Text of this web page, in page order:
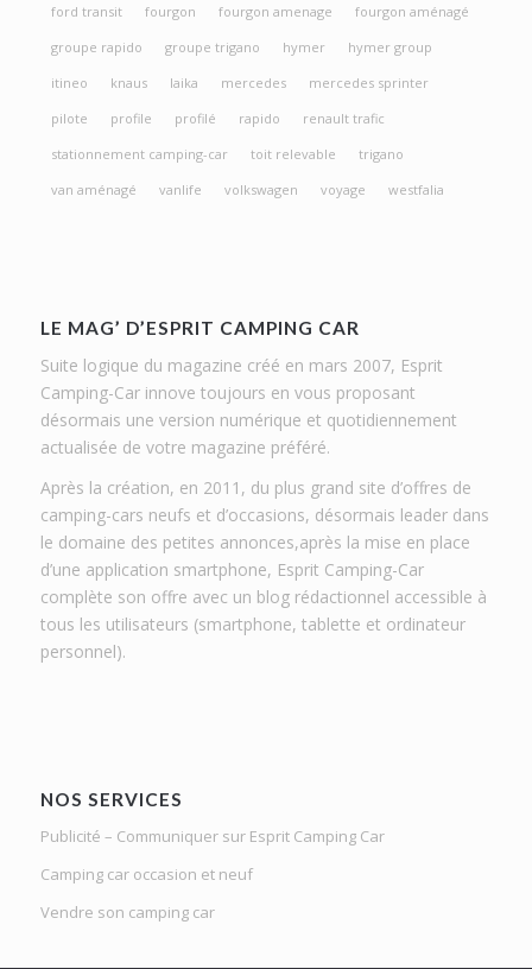
ford transit
fourgon fourgon amenage
fourgon aménagé
groupe rapido
groupe trigano hymer
hymer group
itineo
knaus laika mercedes
mercedes sprinter
pilote
profile profilé rapido
renault trafic
stationnement camping-car
toit relevable
trigano
van aménagé
vanlife volkswagen voyage westfalia
LE MAG’ D’ESPRIT CAMPING CAR
Suite logique du magazine créé en mars 2007, Esprit
Camping-Car innove toujours en vous proposant
désormais une version numérique et quotidiennement
actualisée de votre magazine préféré.
Après la création, en 2011, du plus grand site d’offres de
camping-cars neufs et d’occasions, désormais leader dans
le domaine des petites annonces,après la mise en place
d’une application smartphone, Esprit Camping-Car
complète son offre avec un blog rédactionnel accessible à
tous les utilisateurs (smartphone, tablette et ordinateur
personnel).
NOS SERVICES
Publicité – Communiquer sur Esprit Camping Car
Camping car occasion et neuf
Vendre son camping car